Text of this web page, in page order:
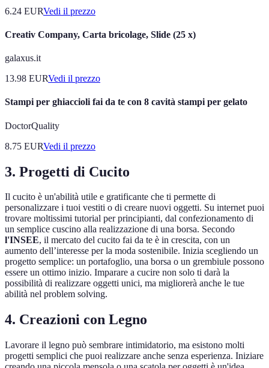
6.24 EURVedi il prezzo
Creativ Company, Carta bricolage, Slide (25 x)
galaxus.it
13.98 EURVedi il prezzo
Stampi per ghiaccioli fai da te con 8 cavità stampi per gelato
DoctorQuality
8.75 EURVedi il prezzo
3. Progetti di Cucito
Il cucito è un'abilità utile e gratificante che ti permette di
personalizzare i tuoi vestiti o di creare nuovi oggetti. Su internet puoi
trovare moltissimi tutorial per principianti, dal confezionamento di
un semplice cuscino alla realizzazione di una borsa. Secondo
l'INSEE, il mercato del cucito fai da te è in crescita, con un
aumento dell’interesse per la moda sostenibile. Inizia scegliendo un
progetto semplice: un portafoglio, una borsa o un grembiule possono
essere un ottimo inizio. Imparare a cucire non solo ti darà la
possibilità di realizzare oggetti unici, ma migliorerà anche le tue
abilità nel problem solving.
4. Creazioni con Legno
Lavorare il legno può sembrare intimidatorio, ma esistono molti
progetti semplici che puoi realizzare anche senza esperienza. Iniziare